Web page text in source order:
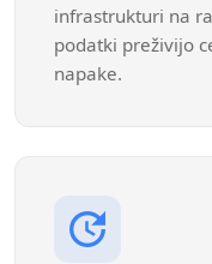
infrastrukturi na
podatki preživijo
napake.